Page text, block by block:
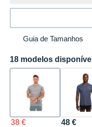
Guia de Tamanhos
18 modelos
38 € 48 €